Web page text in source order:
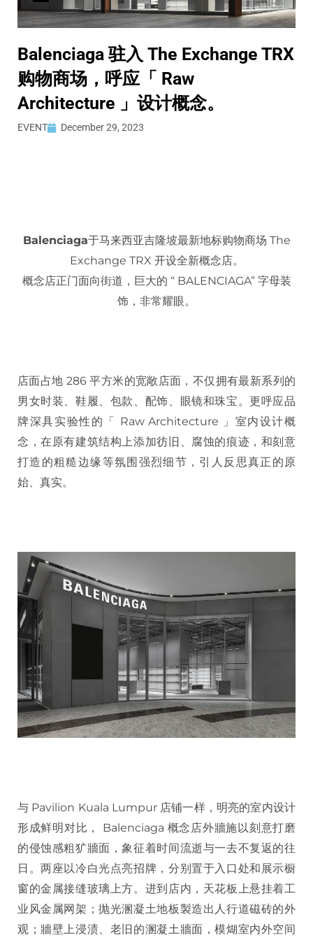
Balenciaga 驻入 The Exchange TRX
购物商场，呼应「 Raw
Architecture 」设计概念。
EVENT December 29, 2023
Balenciaga于马来西亚吉隆坡最新地标购物商场 The
Exchange TRX 开设全新概念店。
概念店正门面向街道，巨大的 “ BALENCIAGA” 字母装
饰，非常耀眼。
店面占地 286 平方米的宽敞店面，不仅拥有最新系列的
男女时装、鞋履、包款、配饰、眼镜和珠宝。更呼应品
牌深具实验性的「 Raw Architecture 」室内设计概
念，在原有建筑结构上添加彷旧、腐蚀的痕迹，和刻意
打造的粗糙边缘等氛围强烈细节，引人反思真正的原
始、真实。
与 Pavilion Kuala Lumpur 店铺一样，明亮的室内设计
形成鲜明对比， Balenciaga 概念店外牆施以刻意打磨
的侵蚀感粗犷牆面，象征着时间流逝与一去不复返的往
日。两座以冷白光点亮招牌，分别置于入口处和展示橱
窗的金属接缝玻璃上方。进到店内，天花板上悬挂着工
业风金属网架；抛光溷凝土地板製造出人行道磁砖的外
观；牆壁上浸渍、老旧的溷凝土牆面，模煳室内外空间